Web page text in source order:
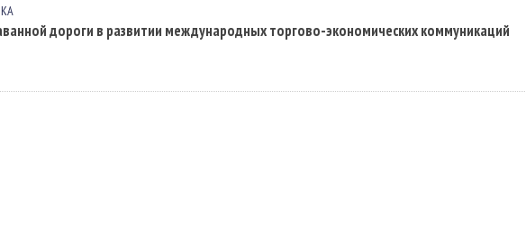
дороги в развитии международных торгово-экономических коммуникаций